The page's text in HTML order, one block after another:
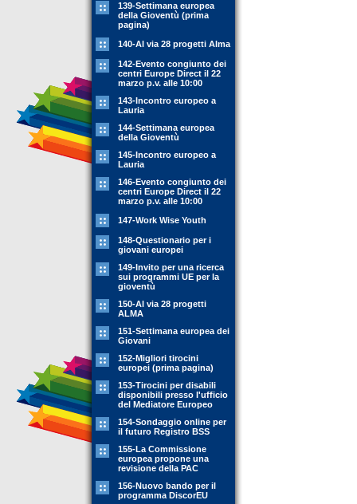
139-Settimana europea
della Gioventù (prima
pagina)
140-Al via 28 progetti Alma
142-Evento congiunto dei
centri Europe Direct il 22
marzo p.v. alle 10:00
143-Incontro europeo a
Lauria
144-Settimana europea
della Gioventù
145-Incontro europeo a
Lauria
146-Evento congiunto dei
centri Europe Direct il 22
marzo p.v. alle 10:00
147-Work Wise Youth
148-Questionario per i
giovani europei
149-Invito per una ricerca
sui programmi UE per la
gioventù
150-Al via 28 progetti
ALMA
151-Settimana europea dei
Giovani
152-Migliori tirocini
europei (prima pagina)
153-Tirocini per disabili
disponibili presso l'ufficio
del Mediatore Europeo
154-Sondaggio online per
il futuro Registro BSS
155-La Commissione
europea propone una
revisione della PAC
156-Nuovo bando per il
programma DiscorEU